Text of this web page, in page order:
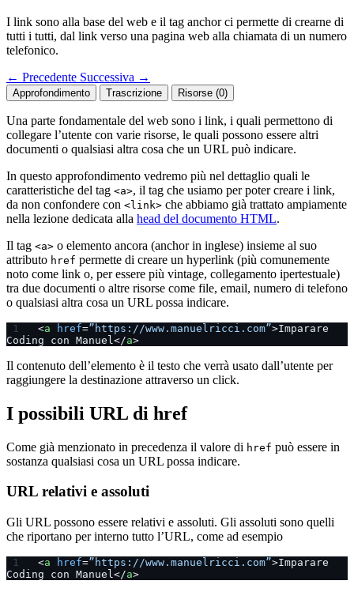
I link sono alla base del web e il tag anchor ci permette di crearne di
tutti i tutti, dal link verso una pagina web alla chiamata di un numero
telefonico.
← Precedente Successiva →
Approfondimento Trascrizione Risorse (0)
Una parte fondamentale del web sono i link, i quali permettono di
collegare l’utente con varie risorse, le quali possono essere altri
documenti o qualsiasi altra cosa che un URL può indicare.
In questo approfondimento vedremo più nel dettaglio quali le
caratteristiche del tag <a>, il tag che usiamo per poter creare i link,
da non confondere con <link> che abbiamo già trattato ampiamente
nella lezione dedicata alla head del documento HTML.
Il tag <a> o elemento ancora (anchor in inglese) insieme al suo
attributo href permette di creare un hyperlink (più comunemente
noto come link o, per essere più vintage, collegamento ipertestuale)
tra due documenti o altre risorse come file, email, numero di telefono
o qualsiasi altra cosa un URL possa indicare.
<a href=”https://www.manuelricci.com”>Imparare
Coding con Manuel</a>
Il contenuto dell’elemento è il testo che verrà usato dall’utente per
raggiungere la destinazione attraverso un click.
I possibili URL di href
Come già menzionato in precedenza il valore di href può essere in
sostanza qualsiasi cosa un URL possa indicare.
URL relativi e assoluti
Gli URL possono essere relativi e assoluti. Gli assoluti sono quelli
che riportano per interno tutto l’URL, come ad esempio
<a href=”https://www.manuelricci.com”>Imparare
Coding con Manuel</a>